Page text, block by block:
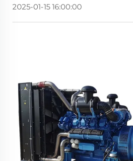
2025-01-15 16:00:00